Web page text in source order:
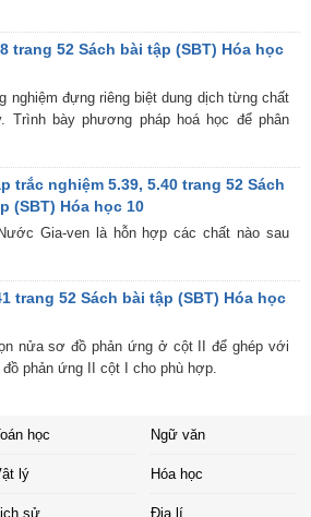
trang 52 Sách bài tập (SBT) Hóa học
nghiệm đựng riêng biệt dung dịch từng chất
Trình bày phương pháp hoá học để phân
trắc nghiệm 5.39, 5.40 trang 52 Sách
(SBT) Hóa học 10
Gia-ven là hỗn hợp các chất nào sau
trang 52 Sách bài tập (SBT) Hóa học
nửa sơ đồ phản ứng ở cột II để ghép với
phản ứng II cột I cho phù hợp.
học Ngữ văn
lý Hóa học
Lịch sử Địa lí